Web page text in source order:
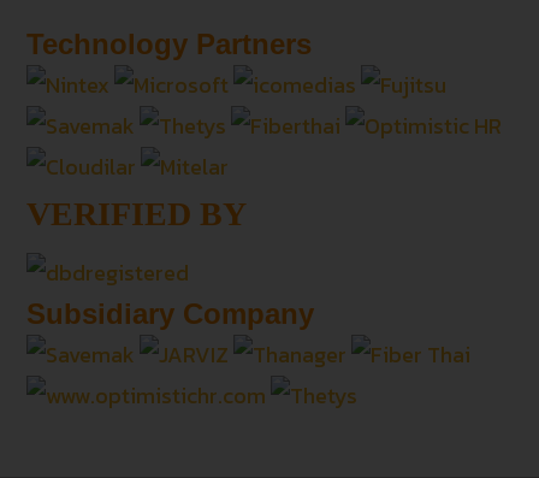
Technology Partners
VERIFIED BY
Subsidiary Company